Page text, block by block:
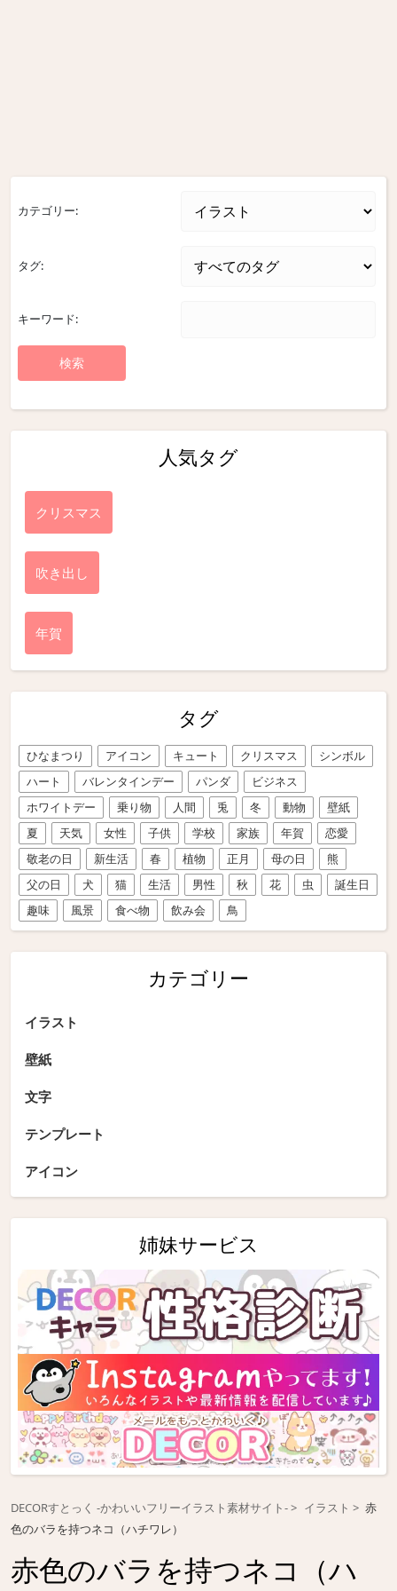
カテゴリー:
タグ:
キーワード:
人気タグ
クリスマス
吹き出し
年賀
タグ
ひなまつり アイコン キュート クリスマス
シンボル
ハート
バレンタインデー パンダ
ビジネス
ホワイトデー
乗り物 人間 兎 冬 動物
壁紙
夏
天気 女性 子供 学校 家族 年賀
恋愛
敬老の日
新生活 春 植物 正月 母の日
熊
父の日
犬 猫 生活 男性 秋 花 虫
誕生日
趣味
風景 食べ物 飲み会 鳥
カテゴリー
イラスト
壁紙
文字
テンプレート
アイコン
姉妹サービス
DECORすとっく -かわいいフリーイラスト素材サイト- イラスト
赤
色のバラを持つネコ（ハチワレ）
赤色のバラを持つネコ（ハ